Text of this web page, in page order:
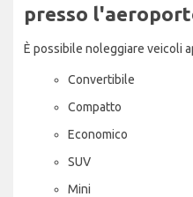
presso
È possibile noleggiare veicoli
Convertibile
Compatto
Economico
SUV
Mini